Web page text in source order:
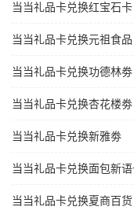
当当礼品卡兑换红宝石卡
当当礼品卡兑换元祖食品
当当礼品卡兑换功德林劵
当当礼品卡兑换杏花楼劵
当当礼品卡兑换新雅劵
当当礼品卡兑换面包新
当当礼品卡兑换夏商百货